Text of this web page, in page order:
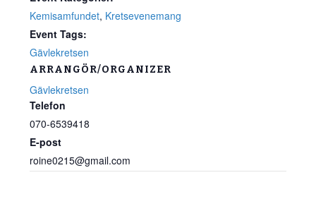
Kemisamfundet, Kretsevenemang
Event Tags:
Gävlekretsen
ARRANGÖR/ORGANIZER
Gävlekretsen
Telefon
070-6539418
E-post
roine0215@gmail.com